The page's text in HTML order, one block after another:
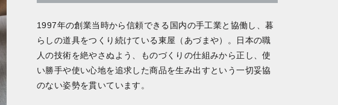
1997年の創業当時から信頼できる国内の手工業と協働し、暮
らしの道具をつくり続けている東屋（あづまや）。日本の職
人の技術を絶やさぬよう、ものづくりの仕組みから正し、使
い勝手や使い心地を追求した商品を生み出すという一切妥協
のない姿勢を貫いています。